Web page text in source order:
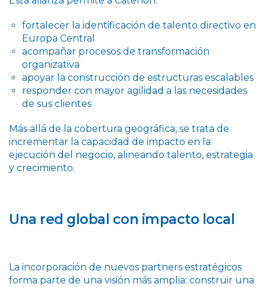
fortalecer la identificación de talento directivo en
Europa Central
acompañar procesos de transformación
organizativa
apoyar la construcción de estructuras escalables
responder con mayor agilidad a las necesidades
de sus clientes
Más allá de la cobertura geográfica, se trata de
incrementar la capacidad de impacto en la
ejecución del negocio, alineando talento, estrategia
y crecimiento.
Una red global con impacto local
La incorporación de nuevos partners estratégicos
forma parte de una visión más amplia: construir una